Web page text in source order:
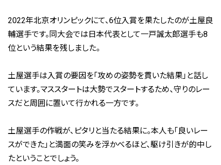
2022年北京オリンピックにて、6位入賞を果たしたのが土屋良
輔選手です。同大会では日本代表として一戸誠太郎選手も8
位という結果を残しました。
土屋選手は入賞の要因を「攻めの姿勢を貫いた結果」と話し
ています。マススタートは大勢でスタートするため、守りのレー
スだと周囲に置いて行かれる一方です。
土屋選手の作戦が、ピタリと当たる結果に。本人も「良いレー
スができた」と満面の笑みを浮かべるほど、駆け引きが的中し
たということでしょう。